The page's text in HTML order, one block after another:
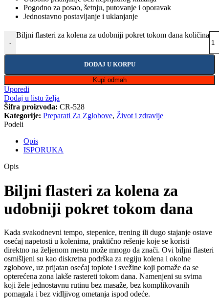
Pogodno za posao, šetnju, putovanje i oporavak
Jednostavno postavljanje i uklanjanje
-
Biljni flasteri za kolena za udobniji pokret tokom dana količina
DODAJ U KORPU
Kupi odmah
Uporedi
Dodaj u listu želja
Šifra proizvoda: CR-528
Kategorije: Preparati Za Zglobove, Život i zdravlje
Podeli
Opis
ISPORUKA
Opis
Biljni flasteri za kolena za
udobniji pokret tokom dana
Kada svakodnevni tempo, stepenice, trening ili dugo stajanje ostave
osećaj napetosti u kolenima, praktično rešenje koje se koristi
direktno na željenom mestu može mnogo da znači. Ovi biljni flasteri
osmišljeni su kao diskretna podrška za regiju kolena i okolne
zglobove, uz prijatan osećaj toplote i svežine koji pomaže da se
opterećena zona lakše rastereti tokom dana. Namenjeni su svima
koji žele jednostavnu rutinu bez masaže, bez komplikovanih
pomagala i bez vidljivog ometanja ispod odeće.